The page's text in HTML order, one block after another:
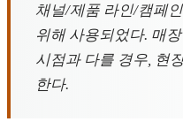
채널/제품 라인/캠페
위해 사용되었다. 매
시점과 다를 경우, 현
한다.